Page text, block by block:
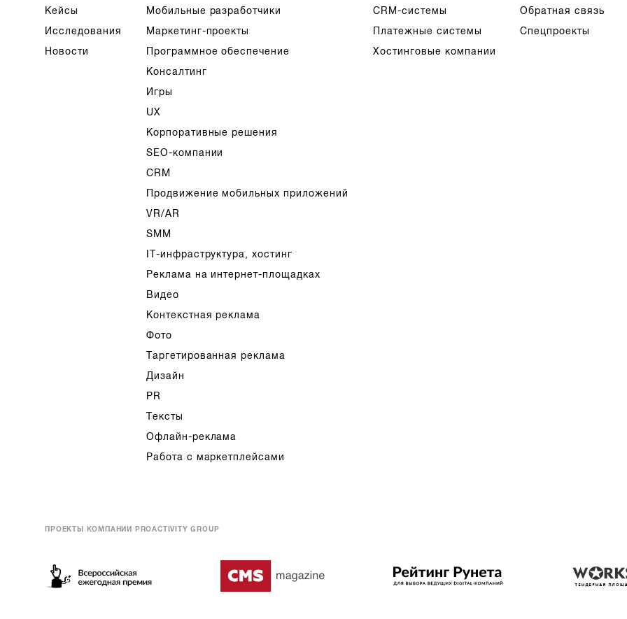
Кейсы
Исследования
Новости
Мобильные разработчики
Маркетинг-проекты
Программное обеспечение
Консалтинг
Игры
UX
Корпоративные решения
SEO-компании
CRM
Продвижение мобильных приложений
VR/AR
SMM
IT-инфраструктура, хостинг
Реклама на интернет-площадках
Видео
Контекстная реклама
Фото
Таргетированная реклама
Дизайн
PR
Тексты
Офлайн-реклама
Работа с маркетплейсами
CRM-системы
Платежные системы
Хостинговые компании
Обратная связь
Спецпроекты
ПРОЕКТЫ КОМПАНИИ PROACTIVITY GROUP